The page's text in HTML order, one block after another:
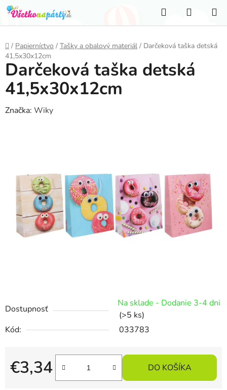
Prejsť
na
obsah
Hľadať
KOŠÍK
Domov
/ Papierníctvo / Tašky a obalový materiál / Darčeková taška detská
41,5x30x12cm
Dostupnosť
Na sklade - Dodanie 3-4 dni
(>5 ks)
Kód:
033783
€3,34
Jednotková cena:
DO KOŠÍKA
Darčeková taška detská
41,5x30x12cm
Značka: Wiky